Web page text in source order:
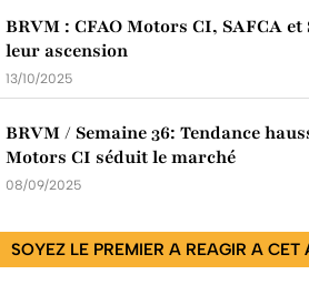
BRVM : CFAO Motors CI, SAFCA
leur ascension
13/10/2025
BRVM / Semaine 36: Tendance
Motors CI séduit le marché
08/09/2025
SOYEZ LE PREMIER A REAGIR A CET